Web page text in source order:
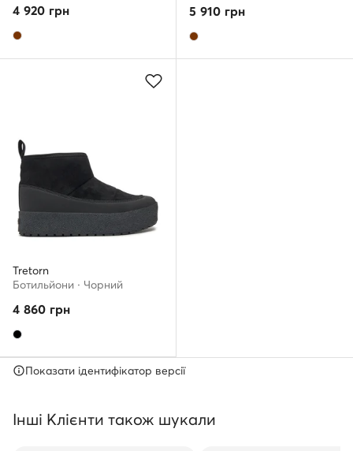
4 920 грн 5 910 грн
Tretorn
Ботильйони · Чорний
4 860 грн
Показати ідентифікатор версії
Інші Клієнти також шукали